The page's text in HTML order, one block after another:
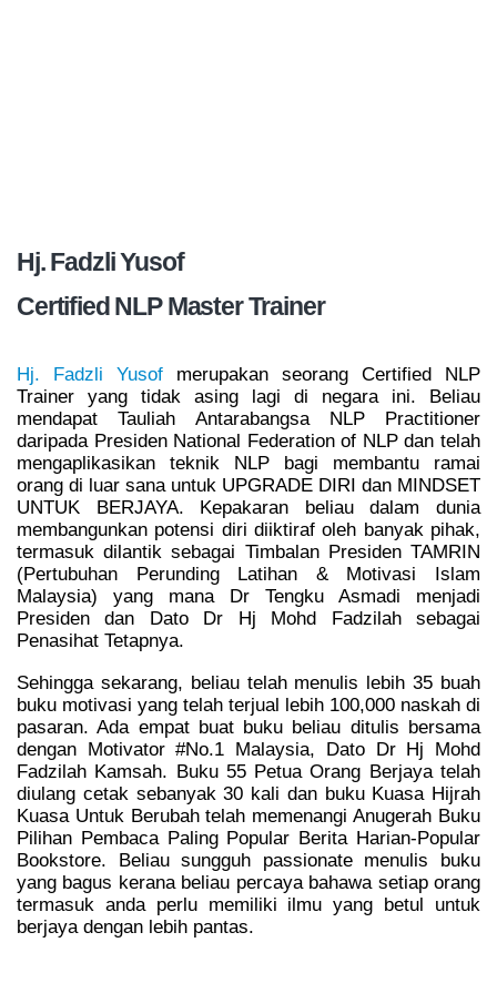
Hj. Fadzli Yusof
Certified NLP Master Trainer
Hj. Fadzli Yusof merupakan seorang Certified NLP
Trainer yang tidak asing lagi di negara ini. Beliau
mendapat Tauliah Antarabangsa NLP Practitioner
daripada Presiden National Federation of NLP dan telah
mengaplikasikan teknik NLP bagi membantu ramai
orang di luar sana untuk UPGRADE DIRI dan MINDSET
UNTUK BERJAYA. Kepakaran beliau dalam dunia
membangunkan potensi diri diiktiraf oleh banyak pihak,
termasuk dilantik sebagai Timbalan Presiden TAMRIN
(Pertubuhan Perunding Latihan & Motivasi Islam
Malaysia) yang mana Dr Tengku Asmadi menjadi
Presiden dan Dato Dr Hj Mohd Fadzilah sebagai
Penasihat Tetapnya.
Sehingga sekarang, beliau telah menulis lebih 35 buah
buku motivasi yang telah terjual lebih 100,000 naskah di
pasaran. Ada empat buat buku beliau ditulis bersama
dengan Motivator #No.1 Malaysia, Dato Dr Hj Mohd
Fadzilah Kamsah. Buku 55 Petua Orang Berjaya telah
diulang cetak sebanyak 30 kali dan buku Kuasa Hijrah
Kuasa Untuk Berubah telah memenangi Anugerah Buku
Pilihan Pembaca Paling Popular Berita Harian-Popular
Bookstore. Beliau sungguh passionate menulis buku
yang bagus kerana beliau percaya bahawa setiap orang
termasuk anda perlu memiliki ilmu yang betul untuk
berjaya dengan lebih pantas.